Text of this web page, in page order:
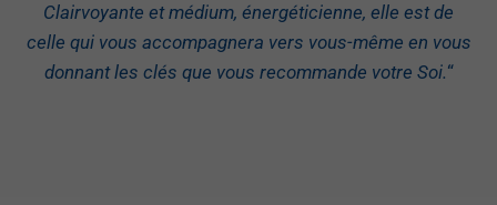
Clairvoyante et médium, énergéticienne, elle est de
celle qui vous accompagnera vers vous-même en vous
donnant les clés que vous recommande votre Soi.“